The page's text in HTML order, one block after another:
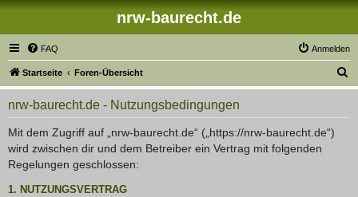
nrw-baurecht.de
FAQ Anmelden
Startseite Foren-Übersicht
u
nrw-baurecht.de - Nutzungsbedingungen
Mit dem Zugriff auf „nrw-baurecht.de“ („https://nrw-baurecht.de“)
wird zwischen dir und dem Betreiber ein Vertrag mit folgenden
Regelungen geschlossen:
1. NUTZUNGSVERTRAG